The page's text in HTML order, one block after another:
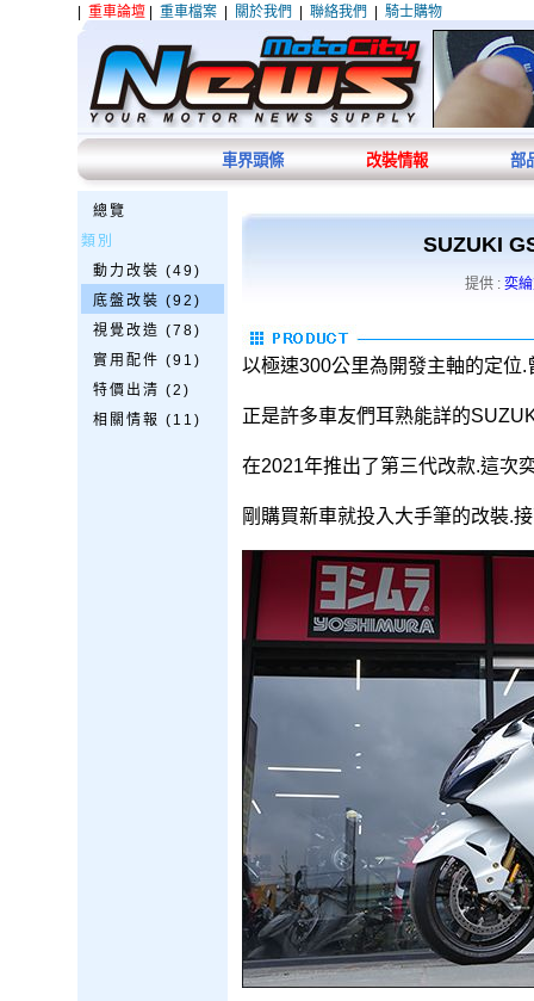
重車論壇 重車檔案 關於我們 聯絡我們 騎士購物
車界頭條 改裝情報 部
總覽
類別
動力改裝 (49)
底盤改裝 (92)
視覺改造 (78)
實用配件 (91)
特價出清 (2)
相關情報 (11)
SUZUKI
提供 : 奕
以極速300公里為開發主軸的定位
正是許多車友們耳熟能詳的
在2021年推出了第三代改款.這次
剛購買新車就投入大手筆的改裝.